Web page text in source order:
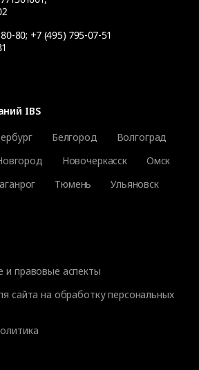
80; +7 (495) 795-07-51
IBS
Белгород
Волгоград
Новочеркасск
Омск
Тюмень
Ульяновск
и правовые аспекты
сайта на обработку персональных